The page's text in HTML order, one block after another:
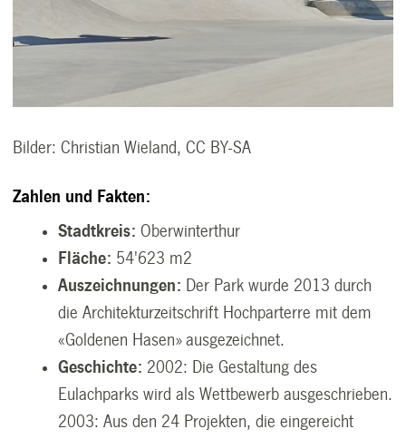
Bilder: Christian Wieland, CC BY-SA
Zahlen und Fakten:
Stadtkreis: Oberwinterthur
Fläche: 54'623 m2
Auszeichnungen: Der Park wurde 2013 durch
die Architekturzeitschrift Hochparterre mit dem
«Goldenen Hasen» ausgezeichnet.
Geschichte: 2002: Die Gestaltung des
Eulachparks wird als Wettbewerb ausgeschrieben.
2003: Aus den 24 Projekten, die eingereicht